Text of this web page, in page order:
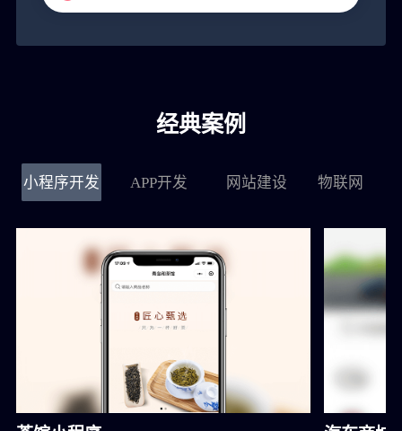
经典案例
小程序开发 APP开发 网站建设 物联网